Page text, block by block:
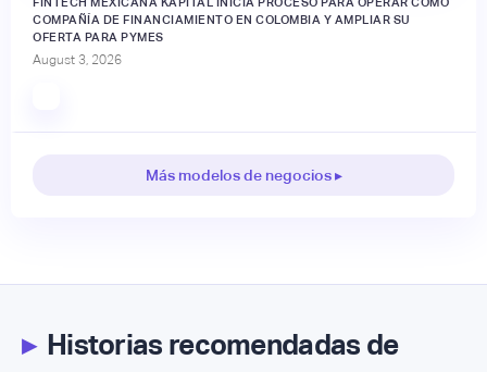
COMPAÑÍA DE FINANCIAMIENTO EN COLOMBIA Y AMPLIAR SU
OFERTA PARA PYMES
August 3, 2026
Más modelos de negocios ▸
▸Historias recomendadas de